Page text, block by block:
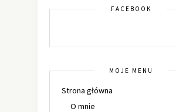
FACEBOOK
MOJE MENU
Strona główna
O mnie